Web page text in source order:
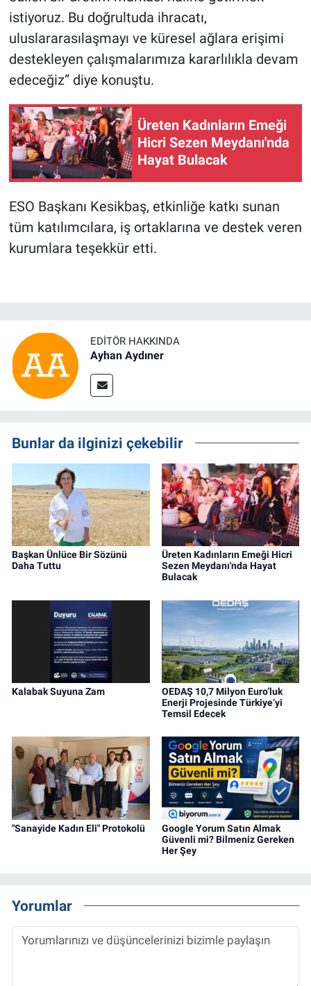
istiyoruz. Bu doğrultuda ihracatı,
uluslararasılaşmayı ve küresel ağlara erişimi
destekleyen çalışmalarımıza kararlılıkla devam
edeceğiz” diye konuştu.
Üreten Kadınların Emeği
Hicri Sezen Meydanı'nda
Hayat Bulacak
ESO Başkanı Kesikbaş, etkinliğe katkı sunan
tüm katılımcılara, iş ortaklarına ve destek veren
kurumlara teşekkür etti.
EDITÖR HAKKINDA
Ayhan Aydıner
Bunlar da ilginizi çekebilir
Başkan Ünlüce Bir Sözünü
Daha Tuttu
Üreten Kadınların Emeği Hicri
Sezen Meydanı'nda Hayat
Bulacak
Kalabak Suyuna Zam
OEDAŞ 10,7 Milyon Euro’luk
Enerji Projesinde Türkiye’yi
Temsil Edecek
"Sanayide Kadın Eli" Protokolü
Google Yorum Satın Almak
Güvenli mi? Bilmeniz Gereken
Her Şey
Yorumlar